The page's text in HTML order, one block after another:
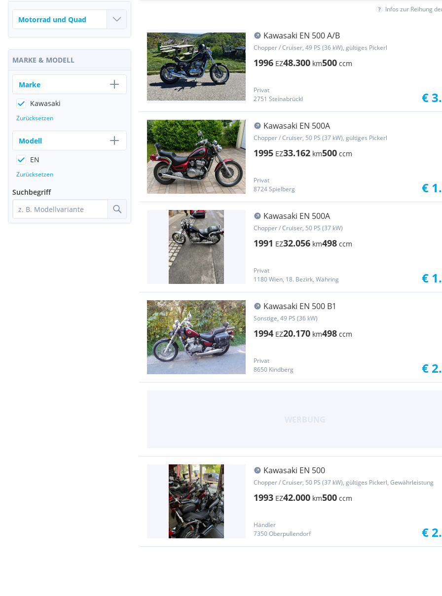
Infos zur Reihung
Kawasaki EN 500 A/B
Chopper / Cruiser, 49 PS (36 kW), gültiges Pickerl
1996 EZ48.300 km500 ccm
Privat
2751 Steinabrückl
€
Kawasaki EN 500A
Chopper / Cruiser, 50 PS (37 kW), gültiges Pickerl
1995 EZ33.162 km500 ccm
Privat
8724 Spielberg
€
Kawasaki EN 500A
Chopper / Cruiser, 50 PS (37 kW)
1991 EZ32.056 km498 ccm
Privat
1180 Wien, 18. Bezirk, Währing
€
Kawasaki EN 500 B1
Sonstige, 49 PS (36 kW)
1994 EZ20.170 km498 ccm
Privat
8650 Kindberg
€
Kawasaki EN 500
Chopper / Cruiser, 50 PS (37 kW), gültiges Pickerl, Gewährleistung
1993 EZ42.000 km500 ccm
Händler
7350 Oberpullendorf
€
MARKE & MODELL
Marke
Kawasaki
Zurücksetzen
Modell
EN
Zurücksetzen
Suchbegriff